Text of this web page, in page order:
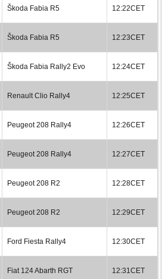
Škoda Fabia R5 12:22CET
Škoda Fabia R5 12:23CET
Škoda Fabia Rally2 Evo 12:24CET
Renault Clio Rally4 12:25CET
Peugeot 208 Rally4 12:26CET
Peugeot 208 Rally4 12:27CET
Peugeot 208 R2 12:28CET
Peugeot 208 R2 12:29CET
Ford Fiesta Rally4 12:30CET
Fiat 124 Abarth RGT 12:31CET